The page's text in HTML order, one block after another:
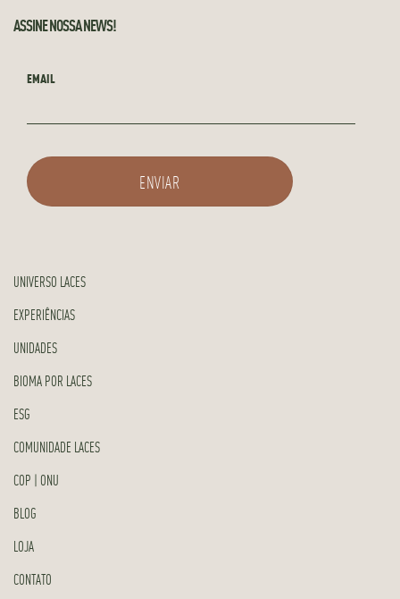
ASSINE NOSSA NEWS!
EMAIL
UNIVERSO LACES
EXPERIÊNCIAS
UNIDADES
BIOMA POR LACES
ESG
COMUNIDADE LACES
COP | ONU
BLOG
LOJA
CONTATO